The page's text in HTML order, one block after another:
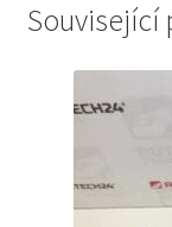
Související